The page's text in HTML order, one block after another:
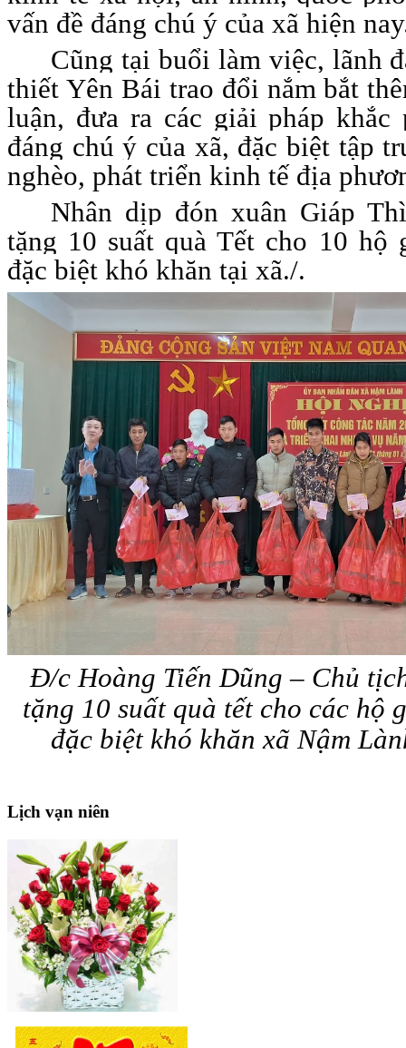
vấn đề đáng chú ý của xã hiện
Cũng tại buổi làm việc, lãnh
thiết Yên Bái trao đổi nắm bắt
luận, đưa ra các giải pháp khắc
đáng chú ý của xã, đặc biệt tập
nghèo, phát triển kinh tế địa
Nhân dịp đón xuân Giáp
tặng 10 suất quà Tết cho 10 hộ
đặc biệt khó khăn tại xã./.
Đ/c Hoàng Tiến Dũng – Chủ
tặng 10 suất quà tết cho các hộ
đặc biệt khó khăn xã Nậm
Lịch vạn niên